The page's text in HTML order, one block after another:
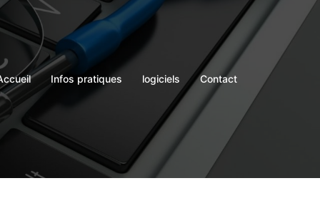
Infos pratiques logiciels Contact